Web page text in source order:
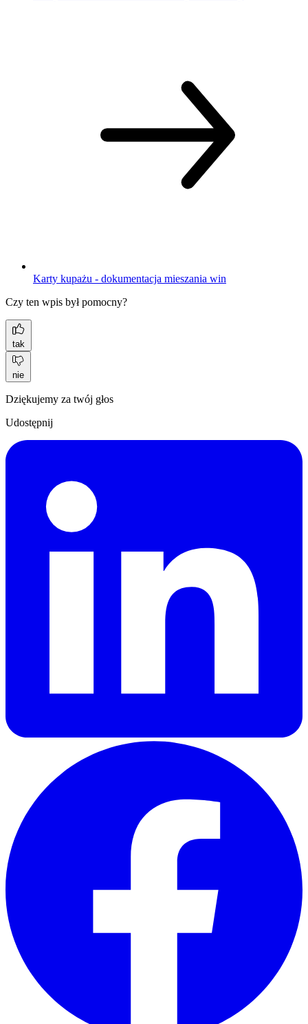
Karty kupażu - dokumentacja mieszania win
Czy ten wpis był pomocny?
tak
nie
Dziękujemy za twój głos
Udostępnij